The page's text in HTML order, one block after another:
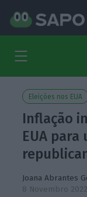
Eleições nos EUA
Inflação
EUA
Joana Abrantes
8 Novembro 2022